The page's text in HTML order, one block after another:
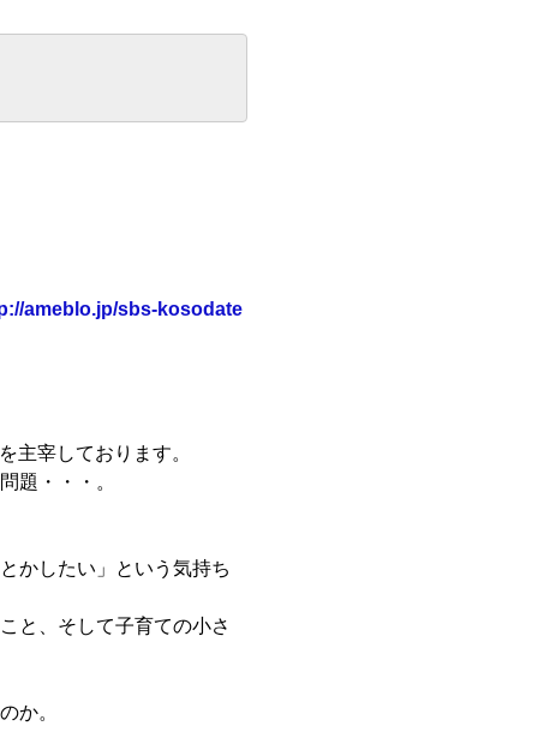
ameblo.jp/sbs-kosodate
主宰しております。
題・・・。
かしたい」という気持ち
と、そして子育ての小さ
か。